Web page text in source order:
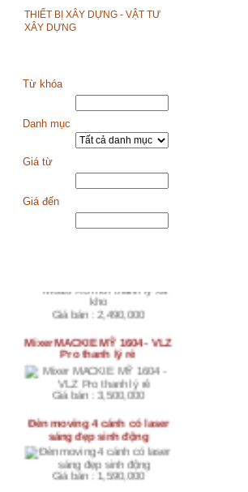
DỰNG
THIẾT BỊ XÂY DỰNG - VẬT TƯ
XÂY DỰNG
Từ khóa
Danh mục
Giá từ
Giá đến
Lưới bóng rổ cung cấp sỉ
Mixer âm thanh Yamaha MG10
Giá bán : 2,490,000
Pro thanh lý rẻ
Giá bán : 3,500,000
sáng đẹp sinh động
Giá bán : 1,590,000